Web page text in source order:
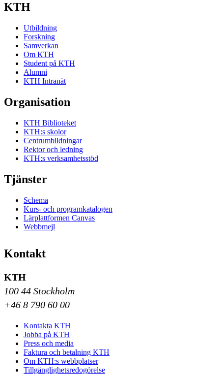
KTH
Utbildning
Forskning
Samverkan
Om KTH
Student på KTH
Alumni
KTH Intranät
Organisation
KTH Biblioteket
KTH:s skolor
Centrumbildningar
Rektor och ledning
KTH:s verksamhetsstöd
Tjänster
Schema
Kurs- och programkatalogen
Lärplattformen Canvas
Webbmejl
Kontakt
KTH
100 44 Stockholm
+46 8 790 60 00
Kontakta KTH
Jobba på KTH
Press och media
Faktura och betalning KTH
Om KTH:s webbplatser
Tillgänglighetsredogörelse